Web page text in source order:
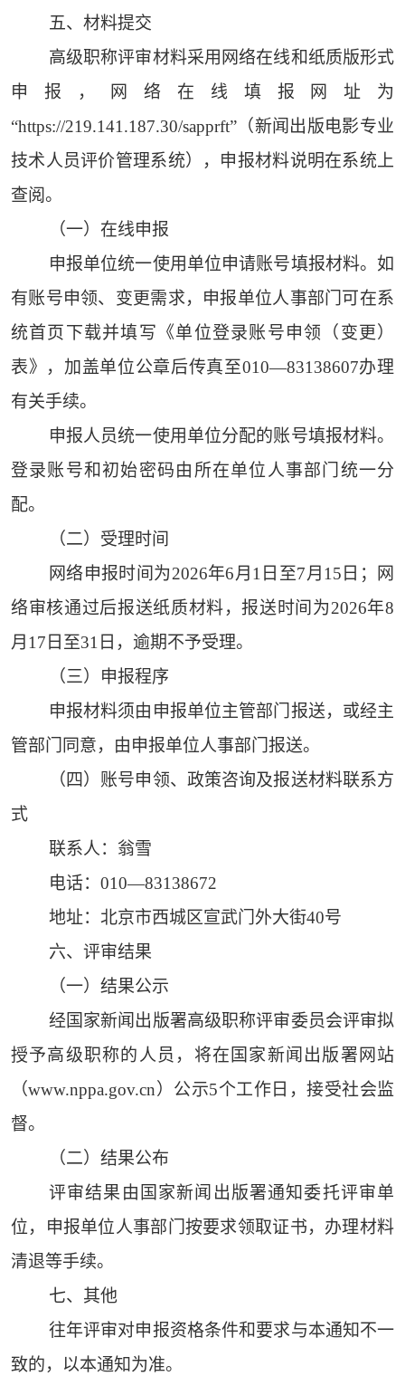
五、材料提交
高级职称评审材料采用网络在线和纸质版形式
申报，网络在线填报网址为
“https://219.141.187.30/sapprft”（新闻出版电影专业
技术人员评价管理系统），申报材料说明在系统上
查阅。
（一）在线申报
申报单位统一使用单位申请账号填报材料。如
有账号申领、变更需求，申报单位人事部门可在系
统首页下载并填写《单位登录账号申领（变更）
表》，加盖单位公章后传真至010—83138607办理
有关手续。
申报人员统一使用单位分配的账号填报材料。
登录账号和初始密码由所在单位人事部门统一分
配。
（二）受理时间
网络申报时间为2026年6月1日至7月15日；网
络审核通过后报送纸质材料，报送时间为2026年8
月17日至31日，逾期不予受理。
（三）申报程序
申报材料须由申报单位主管部门报送，或经主
管部门同意，由申报单位人事部门报送。
（四）账号申领、政策咨询及报送材料联系方
式
联系人：翁雪
电话：010—83138672
地址：北京市西城区宣武门外大街40号
六、评审结果
（一）结果公示
经国家新闻出版署高级职称评审委员会评审拟
授予高级职称的人员，将在国家新闻出版署网站
（www.nppa.gov.cn）公示5个工作日，接受社会监
督。
（二）结果公布
评审结果由国家新闻出版署通知委托评审单
位，申报单位人事部门按要求领取证书，办理材料
清退等手续。
七、其他
往年评审对申报资格条件和要求与本通知不一
致的，以本通知为准。